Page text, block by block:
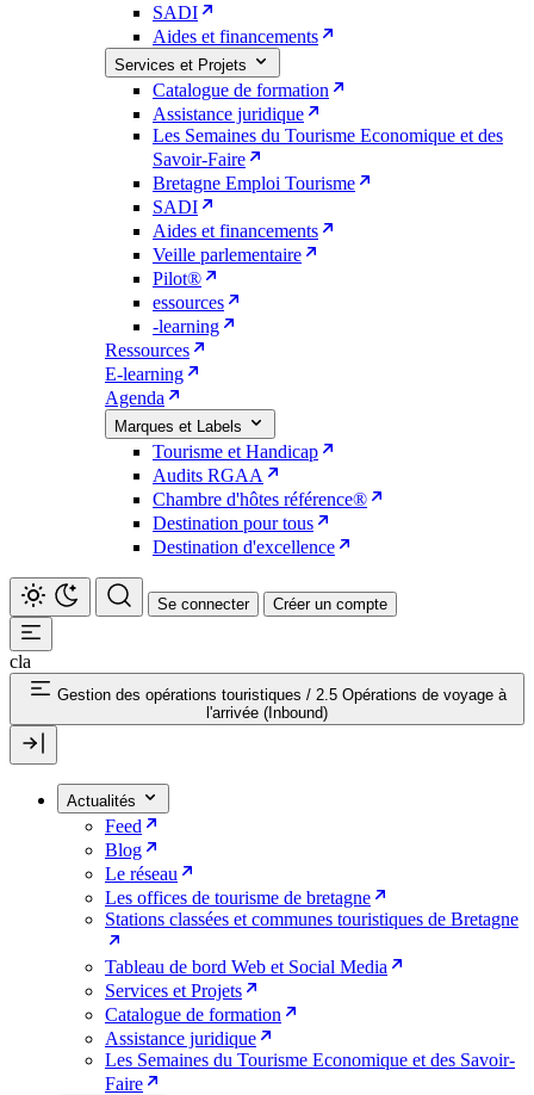
SADI
Aides et financements
Services et Projets
Catalogue de formation
Assistance juridique
Les Semaines du Tourisme Economique et des
Savoir-Faire
Bretagne Emploi Tourisme
SADI
Aides et financements
Veille parlementaire
Pilot®
essources
-learning
Ressources
E-learning
Agenda
Marques et Labels
Tourisme et Handicap
Audits RGAA
Chambre d'hôtes référence®
Destination pour tous
Destination d'excellence
Se connecter Créer un compte
cla
Gestion des opérations touristiques / 2.5 Opérations de voyage à
l'arrivée (Inbound)
Actualités
Feed
Blog
Le réseau
Les offices de tourisme de bretagne
Stations classées et communes touristiques de Bretagne
Tableau de bord Web et Social Media
Services et Projets
Catalogue de formation
Assistance juridique
Les Semaines du Tourisme Economique et des Savoir-
Faire